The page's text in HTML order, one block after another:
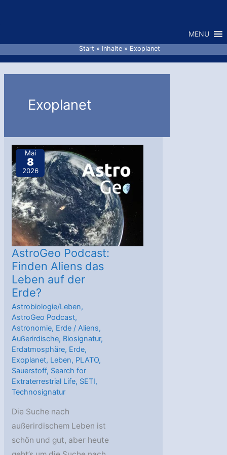
MENU
Start Inhalte Exoplanet
Exoplanet
Mai
8
2026
AstroGeo Podcast:
Finden Aliens das
Leben auf der
Erde?
Astrobiologie/Leben,
AstroGeo Podcast,
Astronomie, Erde /Aliens,
Außerirdische, Biosignatur,
Erdatmosphäre, Erde,
Exoplanet, Leben, PLATO,
Sauerstoff, Search for
Extraterrestrial Life, SETI,
Technosignatur
Die Suche nach
außerirdischem Leben ist
schön und gut, aber heute